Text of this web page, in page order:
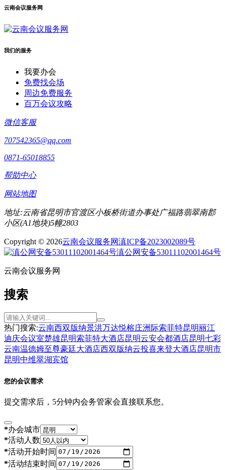
云南会议服务网
我们的服务
我要办会
免费找会场
周边免费服务
百万会议攻略
微信客服
707542365@qq.com
0871-65018855
帮助中心
网站地图
地址:云南省昆明市官渡区小板桥街道办事处广福路翡翠南郡
小区(A1地块)5幢2803
Copyright © 2026云南会议服务网滇ICP备2023002089号
滇公网安备53011102001464号
云南会议服务网
搜索
热门搜索:云南西双版纳景洪万达悦榕庄洲际索菲特昆明丽江
迪庆会议室楚雄昆明索菲特大酒店昆明云安会都酒店昆明七彩
云南温德姆至尊豪廷大酒店西双版纳云投喜来登大酒店昆明市
昆明中维翠湖宾馆
您的会议需求
提交需求后，5分钟内会务管家会直接联系您。
*办会城市
*活动人数
*活动开始时间
*活动结束时间